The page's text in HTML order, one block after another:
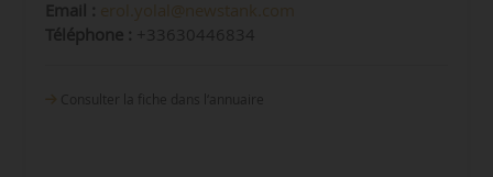
Email :
Téléphone :
+33630446834